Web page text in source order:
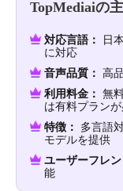
TopMediaiの
対応言語：
日
に対応
音声品質： 高
利用料金： 無
は有料プラン
特徴：
多言語
モデルを提供
ユーザーフレン
能